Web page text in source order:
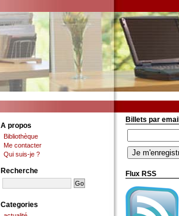
A propos
Bibliothèque
Me contacter
Qui suis-je ?
Recherche
Categories
Billets par email
Flux RSS